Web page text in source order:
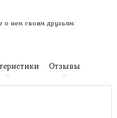
о нем своим друзьям:
Отзывы